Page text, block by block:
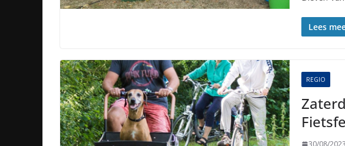
Lees
REGIO
30/08/2023